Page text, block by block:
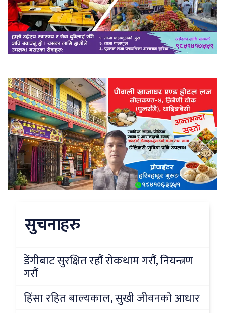
सुचनाहरु
डेंगीबाट सुरक्षित रहौं रोकथाम गरौं, नियन्त्रण
गरौं
हिंसा रहित बाल्यकाल, सुखी जीवनको आधार